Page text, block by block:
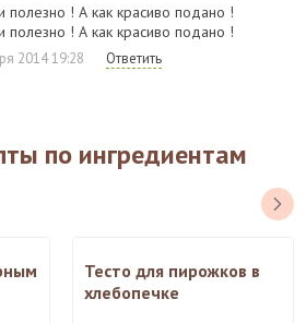
полезно ! А как красиво подано !
полезно ! А как красиво подано !
2014 19:28 Ответить
по ингредиентам
Тесто для пирожков в
хлебопечке